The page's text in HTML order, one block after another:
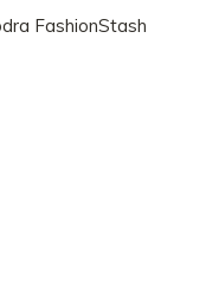
FashionStash